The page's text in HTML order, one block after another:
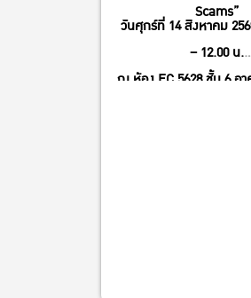
Scams”
วันศุกร์ที่ 14 สิงหาคม
– 12.00 น.
ณ ห้อง EC 5628 ชั้น 6 อ